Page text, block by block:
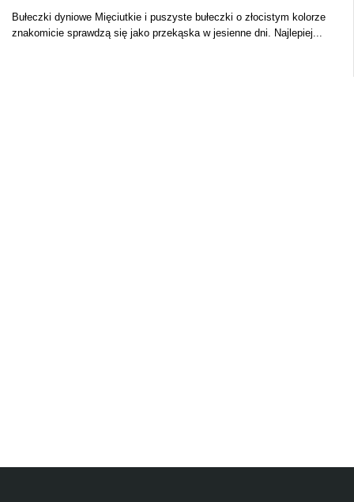
Bułeczki dyniowe Mięciutkie i puszyste bułeczki o złocistym kolorze
znakomicie sprawdzą się jako przekąska w jesienne dni. Najlepiej...